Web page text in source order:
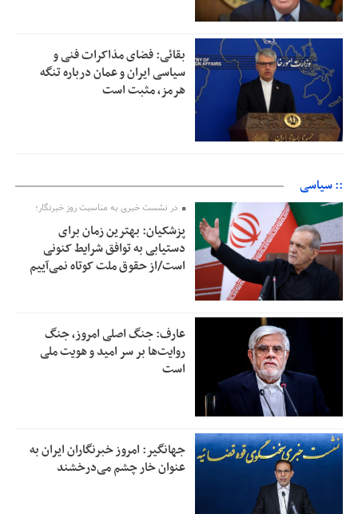
بقائی: فضای مذاکرات فنی و
سیاسی ایران و عمان درباره تنگه
هرمز، مثبت است
:: سیاسی
در نشست خبری به مناسبت روز خبرنگار؛
پزشکیان‌: بهترین زمان برای
دستیابی به توافق شرایط کنونی
است/از حقوق ملت کوتاه نمی‌آییم
عارف: جنگ اصلی امروز، جنگ
روایت‌ها بر سر امید و هویت ملی
است
جهانگیر: امروز خبرنگاران ایران به
عنوان خار چشم می‌درخشند